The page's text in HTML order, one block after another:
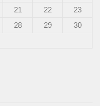
21 22
23
28 29
30